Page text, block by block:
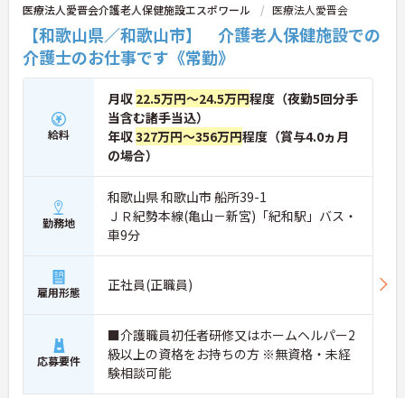
医療法人愛晋会介護老人保健施設エスポワール 医療法人愛晋会
【和歌山県／和歌山市】 介護老人保健施設での
介護士のお仕事です《常勤》
給料
月収 22.5万円～24.5万円程度（夜勤5回分手
当含む諸手当込）
年収327万円～356万円程度（賞与4.0ヵ月
の場合）
勤務地
和歌山県 和歌山市 船所39-1
ＪＲ紀勢本線(亀山－新宮)「紀和駅」バス・
車9分
雇用形態 正社員(正職員)
応募要件
■介護職員初任者研修又はホームヘルパー2
級以上の資格をお持ちの方 ※無資格・未経
験相談可能